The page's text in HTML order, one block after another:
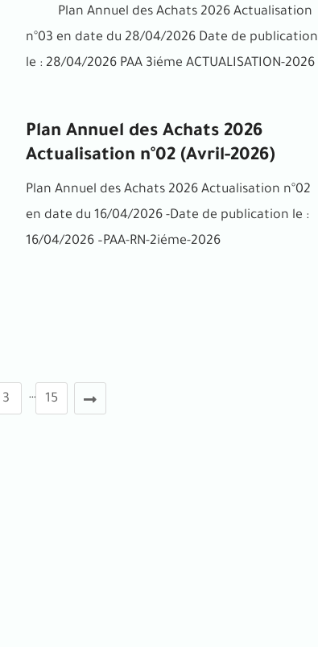
Plan Annuel des Achats 2026 Actualisation
n°03 en date du 28/04/2026 Date de publication
le : 28/04/2026 PAA 3iéme ACTUALISATION-2026
Plan Annuel des Achats 2026
Actualisation n°02 (Avril-2026)
Plan Annuel des Achats 2026 Actualisation n°02
en date du 16/04/2026 -Date de publication le :
16/04/2026 –PAA-RN-2iéme-2026
3 … 15